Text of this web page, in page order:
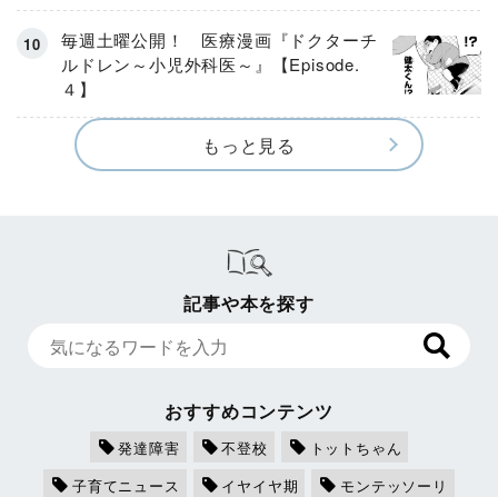
毎週土曜公開！ 医療漫画『ドクターチ
ルドレン～小児外科医～』【Episode.
４】
もっと見る
記事や本を探す
おすすめコンテンツ
発達障害 不登校
トットちゃん
子育てニュース
イヤイヤ期
モンテッソーリ